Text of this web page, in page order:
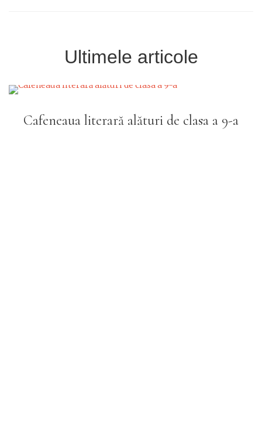
Ultimele articole
Cafeneaua literară alături de clasa a 9-a